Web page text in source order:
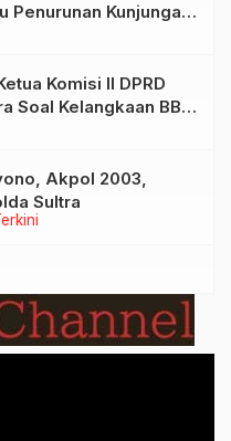
Penurunan Kunjungan
Komisi II DPRD
Soal Kelangkaan BBM
Akpol 2003,
Sultra